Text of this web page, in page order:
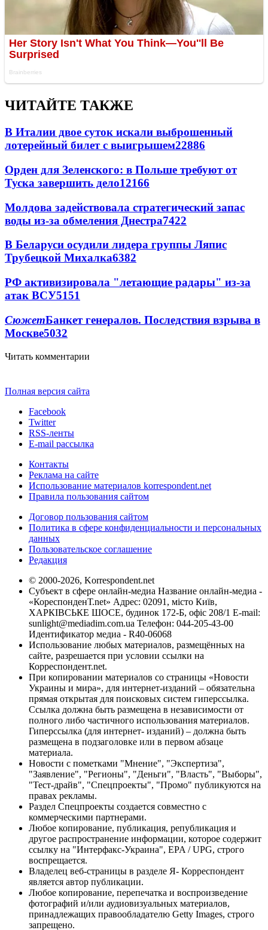
ЧИТАЙТЕ ТАКЖЕ
В Италии двое суток искали выброшенный
лотерейный билет с выигрышем22886
Орден для Зеленского: в Польше требуют от
Туска завершить дело12166
Молдова задействовала стратегический запас
воды из-за обмеления Днестра7422
В Беларуси осудили лидера группы Ляпис
Трубецкой Михалка6382
РФ активизировала "летающие радары" из-за
атак ВСУ5151
СюжетБанкет генералов. Последствия взрыва в
Москве5032
Читать комментарии
Полная версия сайта
Facebook
Twitter
RSS-ленты
E-mail рассылка
Контакты
Реклама на сайте
Использование материалов korrespondent.net
Правила пользования сайтом
Договор пользования сайтом
Политика в сфере конфиденциальности и персональных
данных
Пользовательское соглашение
Редакция
© 2000-2026, Korrespondent.net
Субъект в сфере онлайн-медиа Название онлайн-медиа -
«КореспонденТ.net» Адрес: 02091, місто Київ,
ХАРКІВСЬКЕ ШОСЕ, будинок 172-Б, офіс 208/1 E-mail:
sunlight@mediadim.com.ua Телефон: 044-205-43-00
Идентификатор медиа - R40-06068
Использование любых материалов, размещённых на
сайте, разрешается при условии ссылки на
Корреспондент.net.
При копировании материалов со страницы «Новости
Украины и мира», для интернет-изданий – обязательна
прямая открытая для поисковых систем гиперссылка.
Ссылка должна быть размещена в независимости от
полного либо частичного использования материалов.
Гиперссылка (для интернет- изданий) – должна быть
размещена в подзаголовке или в первом абзаце
материала.
Новости с пометками "Мнение", "Экспертиза",
"Заявление", "Регионы", "Деньги", "Власть", "Выборы",
"Тест-драйв", "Спецпроекты", "Промо" публикуются на
правах рекламы.
Раздел Спецпроекты создается совместно с
коммерческими партнерами.
Любое копирование, публикация, републикация и
другое распространение информации, которое содержит
ссылку на "Интерфакс-Украина", EPA / UPG, строго
воспрещается.
Владелец веб-страницы в разделе Я- Корреспондент
является автор публикации.
Любое копирование, перепечатка и воспроизведение
фотографий и/или аудиовизуальных материалов,
принадлежащих правообладателю Getty Images, строго
запрещено.